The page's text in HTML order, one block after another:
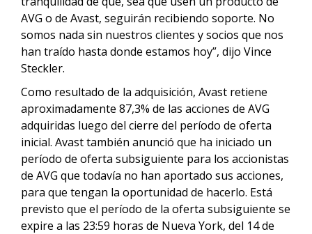
AVG o de Avast, seguirán recibiendo soporte. No
somos nada sin nuestros clientes y socios que nos
han traído hasta donde estamos hoy”, dijo Vince
Steckler.
Como resultado de la adquisición, Avast retiene
aproximadamente 87,3% de las acciones de AVG
adquiridas luego del cierre del período de oferta
inicial. Avast también anunció que ha iniciado un
período de oferta subsiguiente para los accionistas
de AVG que todavía no han aportado sus acciones,
para que tengan la oportunidad de hacerlo. Está
previsto que el período de la oferta subsiguiente se
expire a las 23:59 horas de Nueva York, del 14 de